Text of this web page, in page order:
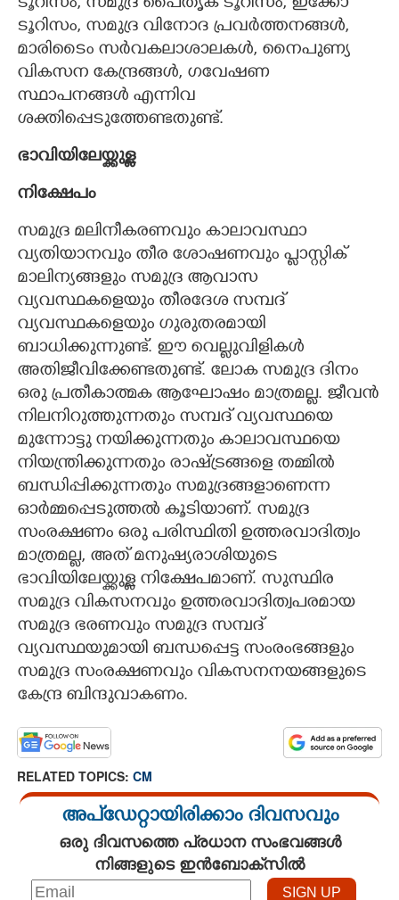
ടൂറിസം, സമുദ്ര വിനോദ പ്രവർത്തനങ്ങൾ,
മാരിടൈം സർവകലാശാലകൾ, നൈപുണ്യ
വികസന കേന്ദ്രങ്ങൾ, ഗവേഷണ
സ്ഥാപനങ്ങൾ എന്നിവ
ശക്തിപ്പെടുത്തേണ്ടതുണ്ട്.
ഭാവിയിലേയ്ക്കുള്ള
നിക്ഷേപം
സമുദ്ര മലിനീകരണവും കാലാവസ്ഥാ
വ്യതിയാനവും തീര ശോഷണവും പ്ലാസ്റ്റിക്
മാലിന്യങ്ങളും സമുദ്ര ആവാസ
വ്യവസ്ഥകളെയും തീരദേശ സമ്പദ്
വ്യവസ്ഥകളെയും ഗുരുതരമായി
ബാധിക്കുന്നുണ്ട്. ഈ വെല്ലുവിളികൾ
അതിജീവിക്കേണ്ടതുണ്ട്. ലോക സമുദ്ര ദിനം
ഒരു പ്രതീകാത്മക ആഘോഷം മാത്രമല്ല. ജീവൻ
നിലനിറുത്തുന്നതും സമ്പദ് വ്യവസ്ഥയെ
മുന്നോട്ടു നയിക്കുന്നതും കാലാവസ്ഥയെ
നിയന്ത്രിക്കുന്നതും രാഷ്ട്രങ്ങളെ തമ്മിൽ
ബന്ധിപ്പിക്കുന്നതും സമുദ്രങ്ങളാണെന്ന
ഓർമ്മപ്പെടുത്തൽ കൂടിയാണ്. സമുദ്ര
സംരക്ഷണം ഒരു പരിസ്ഥിതി ഉത്തരവാദിത്വം
മാത്രമല്ല, അത് മനുഷ്യരാശിയുടെ
ഭാവിയിലേയ്ക്കുള്ള നിക്ഷേപമാണ്. സുസ്ഥിര
സമുദ്ര വികസനവും ഉത്തരവാദിത്വപരമായ
സമുദ്ര ഭരണവും സമുദ്ര സമ്പദ്
വ്യവസ്ഥയുമായി ബന്ധപ്പെട്ട സംരംഭങ്ങളും
സമുദ്ര സംരക്ഷണവും വികസനനയങ്ങളുടെ
കേന്ദ്ര ബിന്ദുവാകണം.
RELATED TOPICS: CM
അപ്ഡേറ്റായിരിക്കാം ദിവസവും
ഒരു ദിവസത്തെ പ്രധാന സംഭവങ്ങൾ
നിങ്ങളുടെ ഇൻബോക്സിൽ